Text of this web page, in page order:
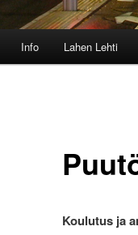
Info Lahen Lehti
Koulutus ja